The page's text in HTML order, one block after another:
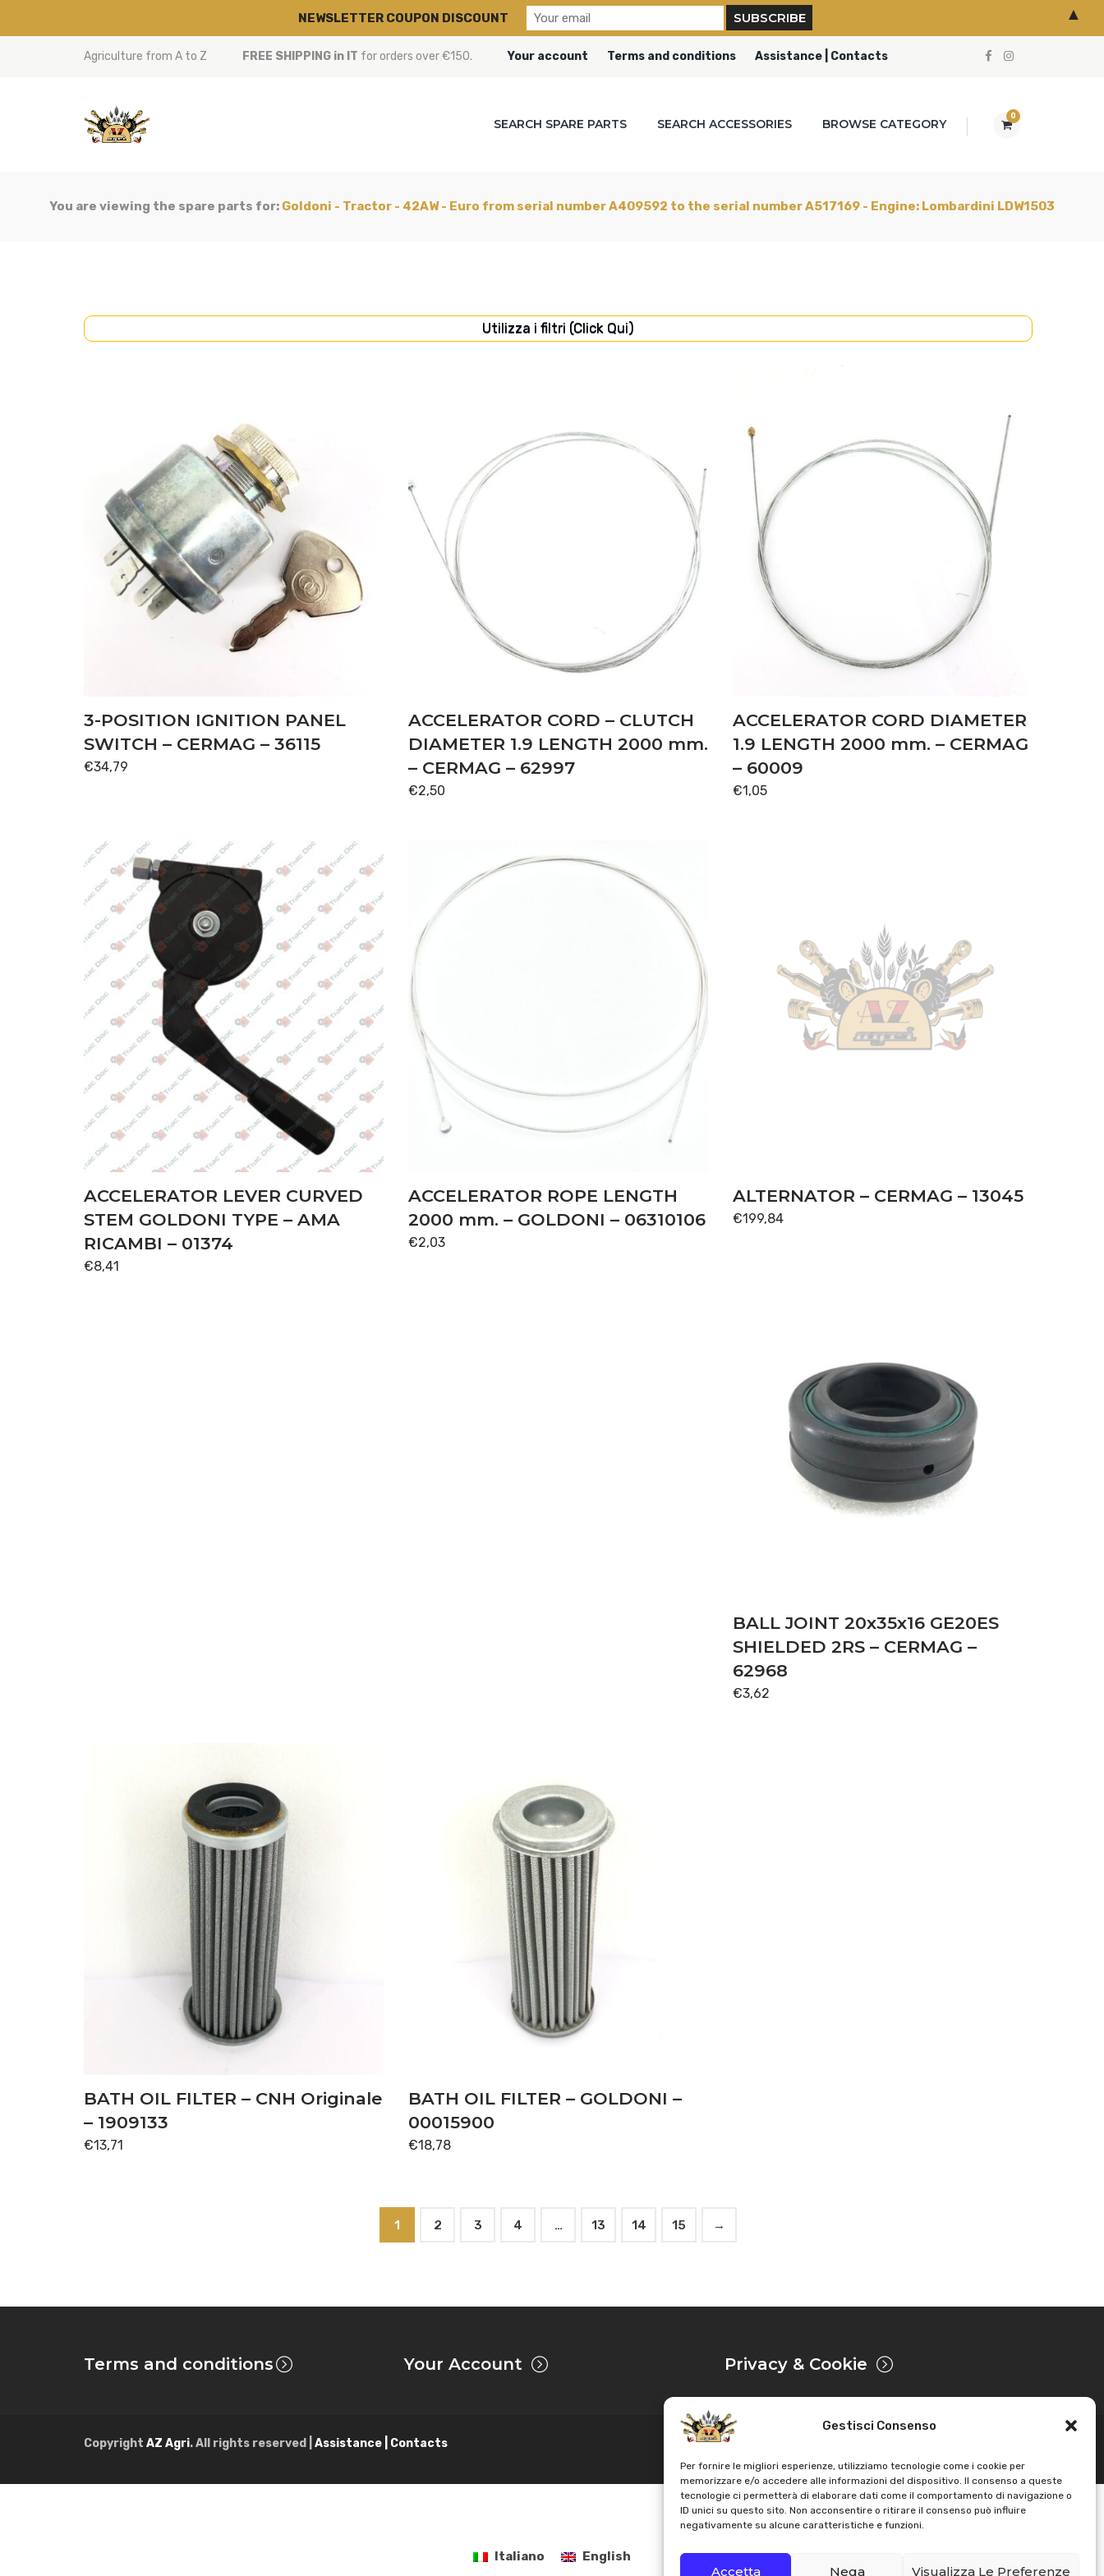
Gestisci Consenso
Per fornire le migliori esperienze, utilizziamo tecnologie come i cookie per
memorizzare e/o accedere alle informazioni del dispositivo. Il consenso a queste
tecnologie ci permetterà di elaborare dati come il comportamento di navigazione o
ID unici su questo sito. Non acconsentire o ritirare il consenso può influire
negativamente su alcune caratteristiche e funzioni.
Accetta Nega Visualizza Le Preferenze
Agriculture from A to Z FREE SHIPPING in IT for orders over €150. Your account Terms and conditions Assistance | Contacts
0
SEARCH SPARE PARTS SEARCH ACCESSORIES BROWSE CATEGORY
You are viewing the spare parts for: Goldoni - Tractor - 42AW - Euro from serial number A409592 to the serial number A517169 - Engine: Lombardini LDW1503
Utilizza i filtri (Click Qui)
CLUTCH PLATES(40)
ELECTRICAL SYSTEM(45)
ENGINE(85)
FILTERS (39)
FRONT AXLE(7)
TRANSMISSION(63)
3-POSITION IGNITION PANEL
SWITCH – CERMAG – 36115
€34,79
ACCELERATOR CORD – CLUTCH
DIAMETER 1.9 LENGTH 2000 mm.
– CERMAG – 62997
€2,50
ACCELERATOR CORD DIAMETER
1.9 LENGTH 2000 mm. – CERMAG
– 60009
€1,05
ACCELERATOR LEVER CURVED
STEM GOLDONI TYPE – AMA
RICAMBI – 01374
€8,41
ACCELERATOR ROPE LENGTH
2000 mm. – GOLDONI – 06310106
€2,03
ALTERNATOR – CERMAG – 13045
€199,84
BALL JOINT 20x35x16 GE20ES
SHIELDED 2RS – CERMAG –
62968
€3,62
BATH OIL FILTER – CNH Originale
– 1909133
€13,71
BATH OIL FILTER – GOLDONI –
00015900
€18,78
1 2 3 4 … 13 14 15 →
Terms and conditions Your Account Privacy & Cookie
Copyright AZ Agri. All rights reserved | Assistance | Contacts
NEWSLETTER COUPON DISCOUNT ▲
Italiano English